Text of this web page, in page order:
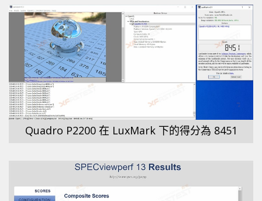
Quadro P2200 在 LuxMark 下的得分為 8451